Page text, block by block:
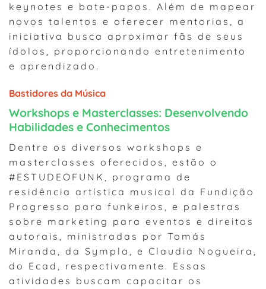
keynotes e bate-papos. Além de mapear
novos talentos e oferecer mentorias, a
iniciativa busca aproximar fãs de seus
ídolos, proporcionando entretenimento
e aprendizado.
Bastidores da Música
Workshops e Masterclasses: Desenvolvendo
Habilidades e Conhecimentos
Dentre os diversos workshops e
masterclasses oferecidos, estão o
#ESTUDEOFUNK, programa de
residência artística musical da Fundição
Progresso para funkeiros, e palestras
sobre marketing para eventos e direitos
autorais, ministradas por Tomás
Miranda, da Sympla, e Claudia Nogueira,
do Ecad, respectivamente. Essas
atividades buscam capacitar os